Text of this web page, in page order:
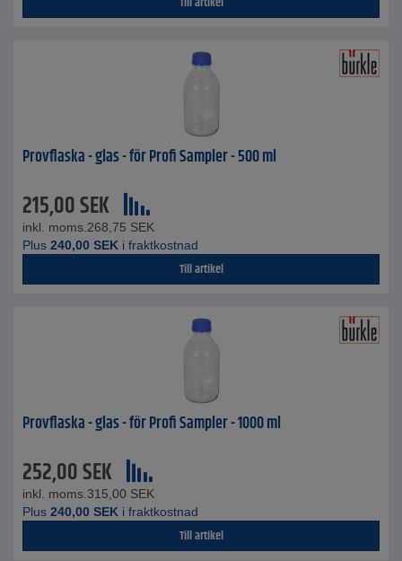
Provflaska - glas - för Profi Sampler - 500 ml
215,00SEK
inkl. moms. 268,75 SEK
Plus 240,00 SEK i fraktkostnad
Till artikel
Provflaska - glas - för Profi Sampler - 1000 ml
252,00SEK
inkl. moms. 315,00 SEK
Plus 240,00 SEK i fraktkostnad
Till artikel